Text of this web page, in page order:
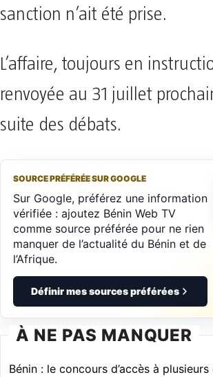
sanction n’ait été prise.
L’affaire, toujours en
renvoyée au 31 juillet
suite des débats.
SOURCE PRÉFÉRÉE SUR GOOGLE
Sur Google, préférez une information
vérifiée : ajoutez Bénin Web TV
comme source préférée pour ne rien
manquer de l’actualité du Bénin et de
l’Afrique.
Définir mes sources préférées
À NE PAS MANQUER
Bénin : le concours d’accès à